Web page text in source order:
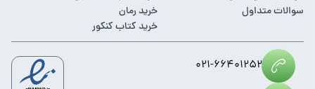
سوالات متداول
خرید رمان
خرید کتاب کنکور
۰۲۱-۶۶۴۰۱۲۵۲